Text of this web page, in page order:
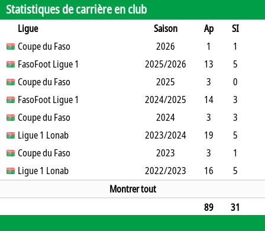
Statistiques de carrière en club
Ligue Saison Ap
SI
SO
B B CR Min
Coupe du Faso 2026 1
1
0
1 0 0 0 10
FasoFoot Ligue 1 2025/2026 13
5
5
5 1 0 772
Coupe du Faso 2025 3
0
2
0 1 1 0 189
FasoFoot Ligue 1 2024/2025 14
3
6
5 3 0 907
Coupe du Faso 2024 3
3
0
3 0 0 0 100
Ligue 1 Lonab 2023/2024 19
5
12
5 3 0 1075
Coupe du Faso 2023 3
1
2
1 1 0 0 131
Ligue 1 Lonab 2022/2023 16
5
1 0
Montrer tout
89
31